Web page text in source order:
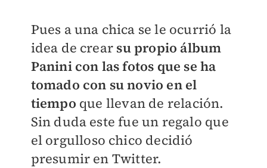
Pues a una chica se le ocurrió la
idea de crear su propio álbum
Panini con las fotos que se ha
tomado con su novio en el
tiempo que llevan de relación.
Sin duda este fue un regalo que
el orgulloso chico decidió
presumir en Twitter.